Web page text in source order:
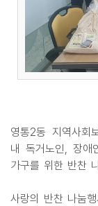
영통2동 지역사회
내 독거노인, 장애
가구를 위한 반찬
사랑의 반찬 나눔